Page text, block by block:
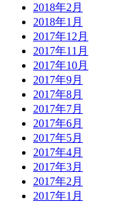
2018年2月
2018年1月
2017年12月
2017年11月
2017年10月
2017年9月
2017年8月
2017年7月
2017年6月
2017年5月
2017年4月
2017年3月
2017年2月
2017年1月